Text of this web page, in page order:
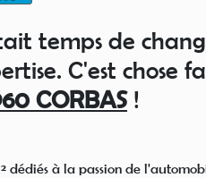
temps de
C'est chose
CORBAS!
dédiés à la passion de